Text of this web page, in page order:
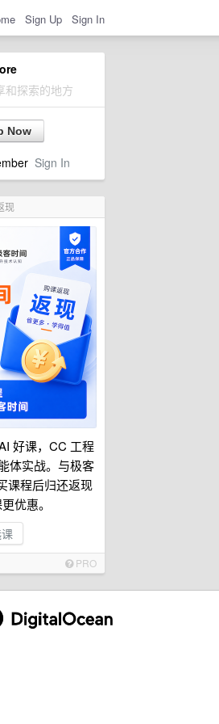
Sign Up Sign In
和探索的地方
Now
Sign In
现
好课，CC 工程
体实战。与极客
课程后归还返现
优惠。
PRO